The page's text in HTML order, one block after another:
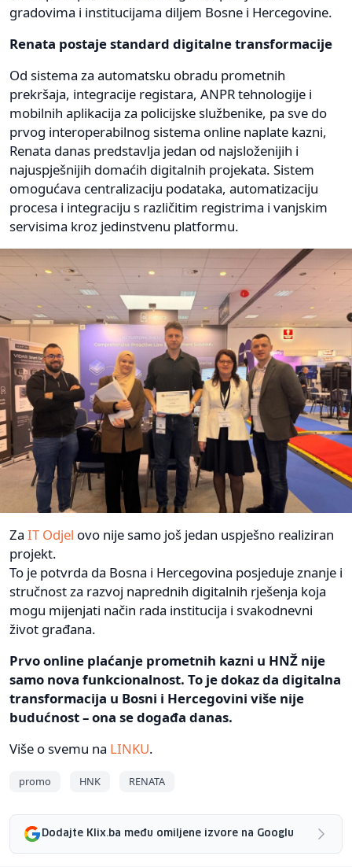
gradovima i institucijama diljem Bosne i Hercegovine.
Renata postaje standard digitalne transformacije
Od sistema za automatsku obradu prometnih
prekršaja, integracije registara, ANPR tehnologije i
mobilnih aplikacija za policijske službenike, pa sve do
prvog interoperabilnog sistema online naplate kazni,
Renata danas predstavlja jedan od najsloženijih i
najuspješnijih domaćih digitalnih projekata. Sistem
omogućava centralizaciju podataka, automatizaciju
procesa i integraciju s različitim registrima i vanjskim
servisima kroz jedinstvenu platformu.
Za IT Odjel ovo nije samo još jedan uspješno realiziran
projekt.
To je potvrda da Bosna i Hercegovina posjeduje znanje i
stručnost za razvoj naprednih digitalnih rješenja koja
mogu mijenjati način rada institucija i svakodnevni
život građana.
Prvo online plaćanje prometnih kazni u HNŽ nije
samo nova funkcionalnost. To je dokaz da digitalna
transformacija u Bosni i Hercegovini više nije
budućnost – ona se događa danas.
Više o svemu na LINKU.
promo HNK RENATA
Dodajte Klix.ba među omiljene izvore na Googlu